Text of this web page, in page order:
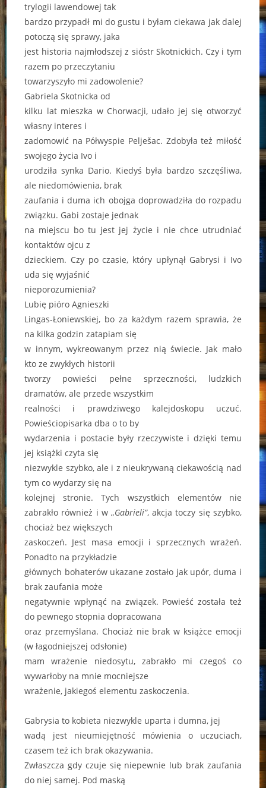
trylogii lawendowej tak
bardzo przypadł mi do gustu i byłam ciekawa jak dalej
potoczą się sprawy, jaka
jest historia najmłodszej z sióstr Skotnickich. Czy i tym
razem po przeczytaniu
towarzyszyło mi zadowolenie?
Gabriela Skotnicka od
kilku lat mieszka w Chorwacji, udało jej się otworzyć
własny interes i
zadomowić na Półwyspie Pelješac. Zdobyła też miłość
swojego życia Ivo i
urodziła synka Dario. Kiedyś była bardzo szczęśliwa,
ale niedomówienia, brak
zaufania i duma ich obojga doprowadziła do rozpadu
związku. Gabi zostaje jednak
na miejscu bo tu jest jej życie i nie chce utrudniać
kontaktów ojcu z
dzieckiem. Czy po czasie, który upłynął Gabrysi i Ivo
uda się wyjaśnić
nieporozumienia?
Lubię pióro Agnieszki
Lingas-Łoniewskiej, bo za każdym razem sprawia, że
na kilka godzin zatapiam się
w innym, wykreowanym przez nią świecie. Jak mało
kto ze zwykłych historii
tworzy powieści pełne sprzeczności, ludzkich
dramatów, ale przede wszystkim
realności i prawdziwego kalejdoskopu uczuć.
Powieściopisarka dba o to by
wydarzenia i postacie były rzeczywiste i dzięki temu
jej książki czyta się
niezwykle szybko, ale i z nieukrywaną ciekawością nad
tym co wydarzy się na
kolejnej stronie. Tych wszystkich elementów nie
zabrakło również i w „Gabrieli”, akcja toczy się szybko,
chociaż bez większych
zaskoczeń. Jest masa emocji i sprzecznych wrażeń.
Ponadto na przykładzie
głównych bohaterów ukazane zostało jak upór, duma i
brak zaufania może
negatywnie wpłynąć na związek. Powieść została też
do pewnego stopnia dopracowana
oraz przemyślana. Chociaż nie brak w książce emocji
(w łagodniejszej odsłonie)
mam wrażenie niedosytu, zabrakło mi czegoś co
wywarłoby na mnie mocniejsze
wrażenie, jakiegoś elementu zaskoczenia.
Gabrysia to kobieta niezwykle uparta i dumna, jej
wadą jest nieumiejętność mówienia o uczuciach,
czasem też ich brak okazywania.
Zwłaszcza gdy czuje się niepewnie lub brak zaufania
do niej samej. Pod maską